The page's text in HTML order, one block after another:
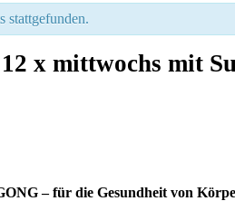
stattgefunden.
x mittwochs mit
– für die Gesundheit von